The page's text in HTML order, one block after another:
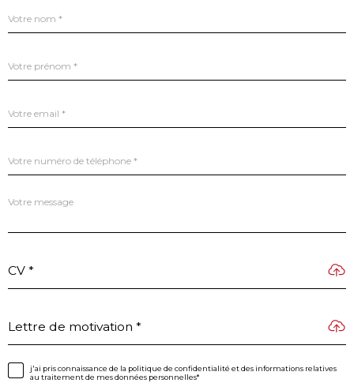
e
n
i
z
v
o
c
o
r
o
n
é
s
*
*
email
*
*
Message
*
CV *
Lettre de motivation *
Validation
j'ai pris connaissance de la politique de confidentialité et des informations relatives
au traitement de mes données personnelles*